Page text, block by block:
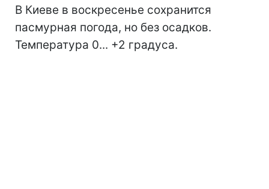
В Киеве в воскресенье сохранится
пасмурная погода, но без осадков.
Температура 0... +2 градуса.